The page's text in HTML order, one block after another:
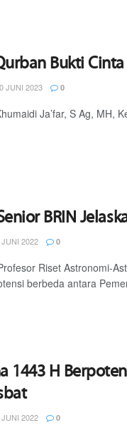
Bukti
JUNI 2023 0
Ja’far, S Ag, MH,
BRIN
2022 0
Riset Astronomi-
berbeda antara
1443 H
2022 0